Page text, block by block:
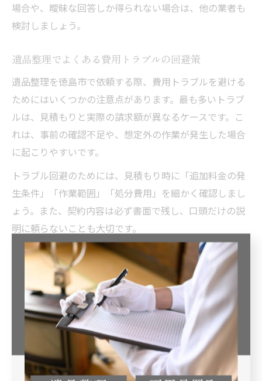
場合や、曖昧な回答しか得られない場合は、他の業者も
検討しましょう。
遺品整理でよくある費用トラブルの回避策
遺品整理を徳島市で依頼する際、費用トラブルを避ける
ためにはいくつかの注意点があります。最も多いトラブ
ルは、見積もりと実際の請求額が異なるケースです。こ
れは、事前の確認不足や、想定外の作業が発生した場合
に起こりやすいです。
トラブル回避のためには、見積もり時に「追加料金の発
生条件」「作業範囲」「処分費用」を細かく確認しまし
ょう。また、契約内容は必ず書面で残し、口頭だけの説
明に頼らないことも大切です。
利用者の口コミでは、「現場での追加請求がなかった」
「事前説明が丁寧だった」という評価が高い業者が安心
とされています。気になる点は遠慮なく質問し、不安を
解消してから依頼することが、安心して遺品整理を進め
るコツです。
遺品整理業者を選ぶ決め手とは徳